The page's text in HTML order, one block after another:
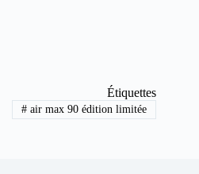
Étiquettes
# air max 90 édition limitée